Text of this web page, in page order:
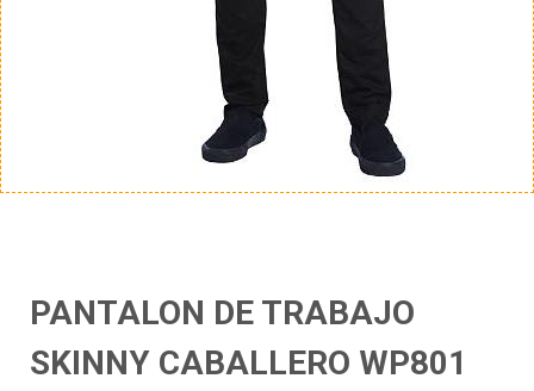
PANTALON DE TRABAJO
SKINNY CABALLERO WP801